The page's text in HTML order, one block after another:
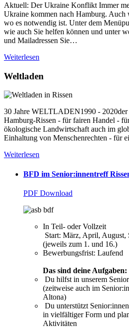
Aktuell: Der Ukraine Konflikt Immer
Ukraine kommen nach Hamburg. Auch
wo es notwendig ist. Unter dem
wie auch Sie helfen können und unter
und Mailadressen Sie…
Weiterlesen
Weltladen
30 Jahre WELTLADEN1990 - 2020der
Hamburg-Rissen - für fairen Handel -
ökologische Landwirtschaft auch im
Einhaltung von Menschenrechten - für
Weiterlesen
BFD im Senior:innentreff
PDF Download
In Teil- oder Vollzeit
Start: März, April, August,
(jeweils zum 1. und 16.)
Bewerbungsfrist: Laufend
Das sind deine Aufgaben:
Du hilfst in unserem
(zeitweise auch im
Altona)
Du unterstützt
in vielfältiger Form und
Aktivitäten